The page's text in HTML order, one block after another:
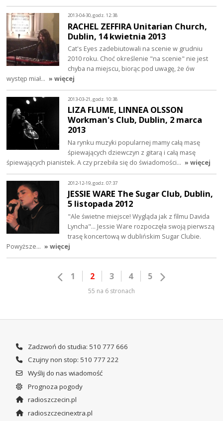
2013-04-30, godz. 12:38
RACHEL ZEFFIRA Unitarian Church,
Dublin, 14 kwietnia 2013
Cat's Eyes zadebiutowali na scenie w grudniu
2010 roku. Choć określenie "na scenie" nie jest
chyba na miejscu, biorąc pod uwagę, że ów
występ miał… » więcej
2013-03-21, godz. 10:38
LIZA FLUME, LINNEA OLSSON
Workman's Club, Dublin, 2 marca
2013
Na rynku muzyki popularnej mamy całą masę
śpiewających dziewczyn z gitarą i całą masę
śpiewających pianistek. A czy przebiła się do świadomości… » więcej
2012-12-19, godz. 07:37
JESSIE WARE The Sugar Club, Dublin,
5 listopada 2012
"Ale świetne miejsce! Wygląda jak z filmu Davida
Lyncha"... Jessie Ware rozpoczęła swoją pierwszą
trasę koncertową w dublińskim Sugar Clubie.
Powyższe… » więcej
1 2 3 4 5
55 na 6 stronach
Zadzwoń do studia: 510 777 666
Czujny non stop: 510 777 222
Wyślij do nas wiadomość
Prognoza pogody
radioszczecin.pl
radioszczecinextra.pl